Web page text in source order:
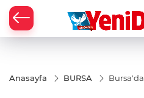
Anasayfa BURSA
Bursa'da